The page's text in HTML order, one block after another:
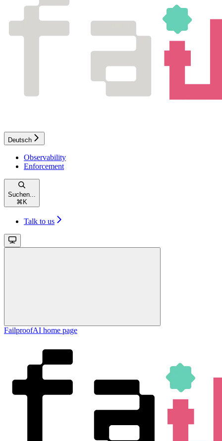
Deutsch
Observability
Enforcement
Suchen...
⌘ K
Talk to us
FailproofAI home page